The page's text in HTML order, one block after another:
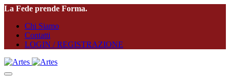
La Fede prende Forma.
Chi Siamo
Contatti
LOGIN / REGISTRAZIONE